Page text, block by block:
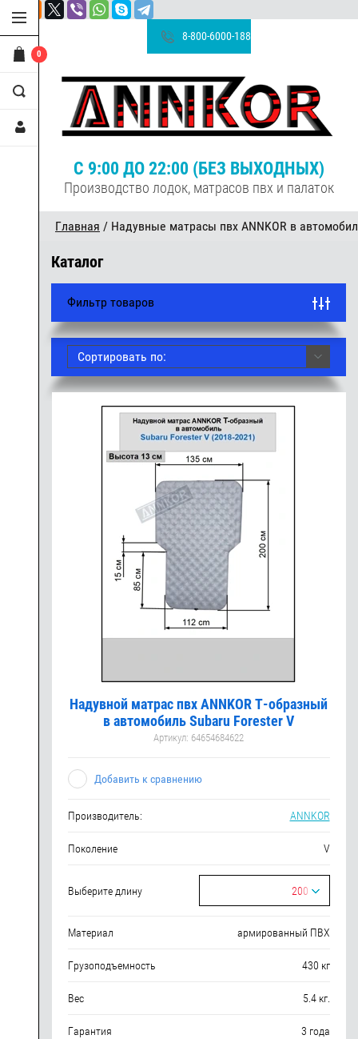
0
8-800-6000-188
С 9:00 ДО 22:00 (БЕЗ ВЫХОДНЫХ)
Производство лодок, матрасов пвх и палаток
Главная / Надувные матрасы пвх ANNKOR в
Каталог
Фильтр товаров
Сортировать по:
Надувной матрас пвх ANNKOR Т-образный
в автомобиль Subaru Forester V
Артикул: 64654684622
Добавить к сравнению
Производитель: ANNKOR
Поколение V
Выберите длину 200
Материал армированный ПВХ
Грузоподъемность 430 кг
Вес 5.4 кг.
Гарантия 3 года